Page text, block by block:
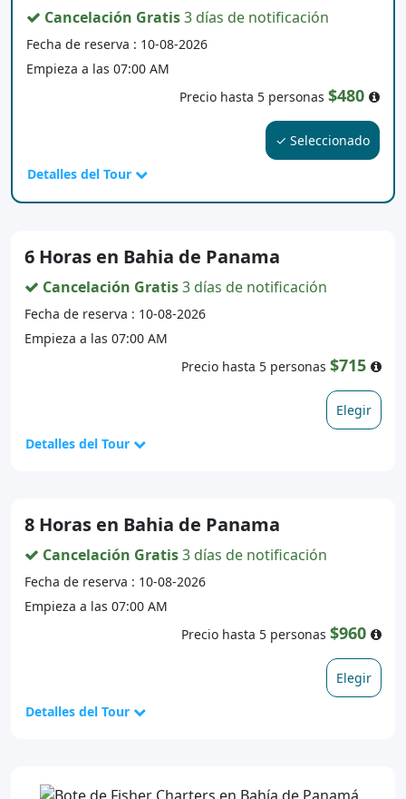
Cancelación Gratis3 días de notificación
Fecha de reserva : 10-08-2026
Empieza a las 07:00 AM
Precio hasta 5 personas $480
✓ Seleccionado
Detalles del Tour
6 Horas en Bahia de Panama
Cancelación Gratis3 días de notificación
Fecha de reserva : 10-08-2026
Empieza a las 07:00 AM
Precio hasta 5 personas $715
Elegir
Detalles del Tour
8 Horas en Bahia de Panama
Cancelación Gratis3 días de notificación
Fecha de reserva : 10-08-2026
Empieza a las 07:00 AM
Precio hasta 5 personas $960
Elegir
Detalles del Tour